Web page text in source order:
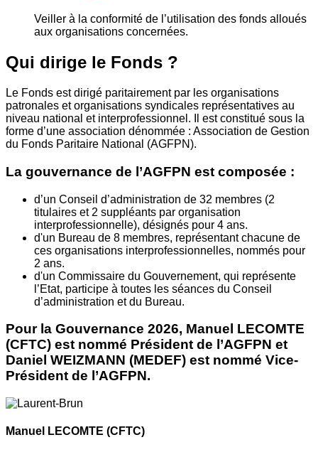
Veiller à la conformité de l’utilisation des fonds alloués
aux organisations concernées.
Qui dirige le Fonds ?
Le Fonds est dirigé paritairement par les organisations
patronales et organisations syndicales représentatives au
niveau national et interprofessionnel. Il est constitué sous la
forme d’une association dénommée : Association de Gestion
du Fonds Paritaire National (AGFPN).
La gouvernance de l’AGFPN est composée :
d’un Conseil d’administration de 32 membres (2
titulaires et 2 suppléants par organisation
interprofessionnelle), désignés pour 4 ans.
d'un Bureau de 8 membres, représentant chacune de
ces organisations interprofessionnelles, nommés pour
2 ans.
d'un Commissaire du Gouvernement, qui représente
l’Etat, participe à toutes les séances du Conseil
d’administration et du Bureau.
Pour la Gouvernance 2026, Manuel LECOMTE
(CFTC) est nommé Président de l’AGFPN et
Daniel WEIZMANN (MEDEF) est nommé Vice-
Président de l’AGFPN.
Manuel LECOMTE (CFTC)